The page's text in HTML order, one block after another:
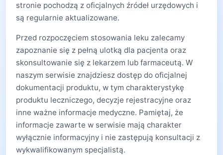
stronie pochodzą z oficjalnych źródeł urzędowych i
są regularnie aktualizowane.
Przed rozpoczęciem stosowania leku zalecamy
zapoznanie się z pełną ulotką dla pacjenta oraz
skonsultowanie się z lekarzem lub farmaceutą. W
naszym serwisie znajdziesz dostęp do oficjalnej
dokumentacji produktu, w tym charakterystykę
produktu leczniczego, decyzje rejestracyjne oraz
inne ważne informacje medyczne. Pamiętaj, że
informacje zawarte w serwisie mają charakter
wyłącznie informacyjny i nie zastępują konsultacji z
wykwalifikowanym specjalistą.